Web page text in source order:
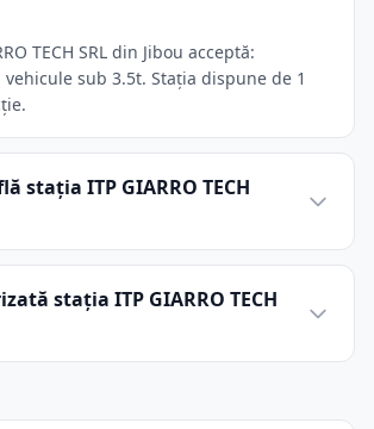
TECH SRL din Jibou acceptă:
sub 3.5t. Stația dispune de 1
stația ITP GIARRO TECH
stația ITP GIARRO TECH